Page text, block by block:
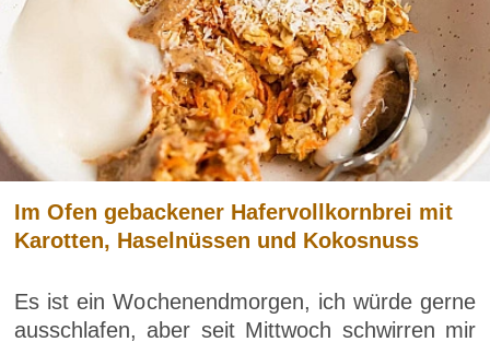
Im Ofen gebackener Hafervollkornbrei mit
Karotten, Haselnüssen und Kokosnuss
Es ist ein Wochenendmorgen, ich würde gerne
ausschlafen, aber seit Mittwoch schwirren mir